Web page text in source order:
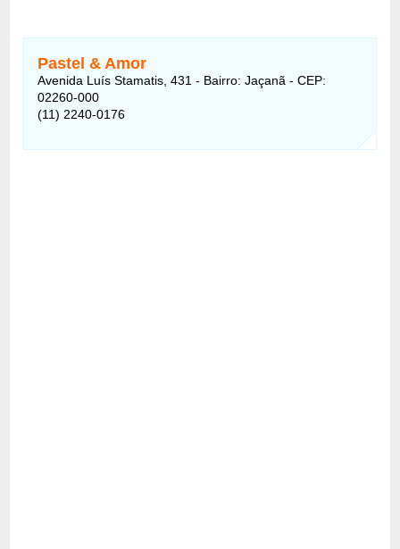
Pastel & Amor
Avenida Luís Stamatis, 431 - Bairro: Jaçanã - CEP:
02260-000
(11) 2240-0176